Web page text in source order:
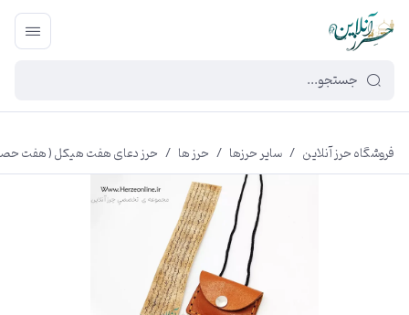
449f43cf-3da2-4422-bb12-2566cb5b8b05
فروشگاه حرز آنلاین / سایر حرزها / حرز ها / حرز دعای هفت هیکل ( هفت